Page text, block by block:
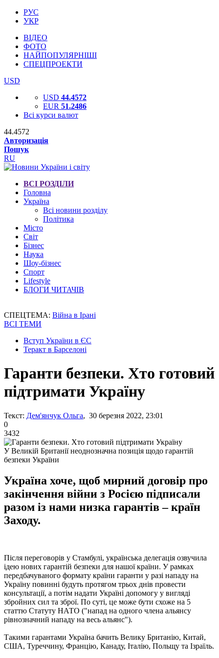
РУС
УКР
ВІДЕО
ФОТО
НАЙПОПУЛЯРНІШІ
СПЕЦПРОЕКТИ
USD
USD 44.4572
EUR 51.2486
Всі курси валют
44.4572
Авторизація
Пошук
RU
ВСІ РОЗДІЛИ
Головна
Україна
Всі новини розділу
Політика
Місто
Світ
Бізнес
Наука
Шоу-бізнес
Спорт
Lifestyle
БЛОГИ ЧИТАЧІВ
СПЕЦТЕМА: Війна в Ірані
ВСІ ТЕМИ
Вступ України в ЄС
Теракт в Барселоні
Гаранти безпеки. Хто готовий
підтримати Україну
Текст: Дем'янчук Ольга, 30 березня 2022, 23:01
0
3432
У Великій Британії неоднозначна позиція щодо гарантій
безпеки України
Україна хоче, щоб мирний договір про
закінчення війни з Росією підписали
разом із нами низка гарантів – країн
Заходу.
Після переговорів у Стамбулі, українська делегація озвучила
ідею нових гарантій безпеки для нашої країни. У рамках
передбачуваного формату країни гаранти у разі нападу на
Україну повинні будуть протягом трьох днів провести
консультації, а потім надати Україні допомогу у вигляді
збройних сил та зброї. По суті, це може бути схоже на 5
статтю Статуту НАТО ("напад на одного члена альянсу
рівнозначний нападу на весь альянс").
Такими гарантами Україна бачить Велику Британію, Китай,
США, Туреччину, Францію, Канаду, Італію, Польщу та Ізраїль.